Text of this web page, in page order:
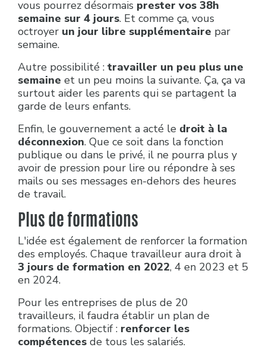
vous pourrez désormais prester vos 38h
semaine sur 4 jours. Et comme ça, vous
octroyer un jour libre supplémentaire par
semaine.
Autre possibilité : travailler un peu plus une
semaine et un peu moins la suivante. Ça, ça va
surtout aider les parents qui se partagent la
garde de leurs enfants.
Enfin, le gouvernement a acté le droit à la
déconnexion. Que ce soit dans la fonction
publique ou dans le privé, il ne pourra plus y
avoir de pression pour lire ou répondre à ses
mails ou ses messages en-dehors des heures
de travail.
Plus de formations
L'idée est également de renforcer la formation
des employés. Chaque travailleur aura droit à
3 jours de formation en 2022, 4 en 2023 et 5
en 2024.
Pour les entreprises de plus de 20
travailleurs, il faudra établir un plan de
formations. Objectif : renforcer les
compétences de tous les salariés.